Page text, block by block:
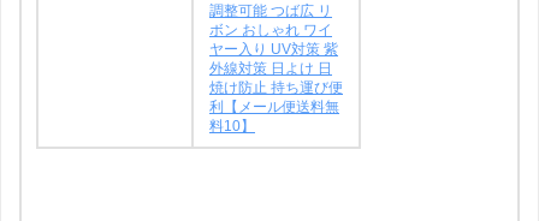
調整可能 つば広 リ
ボン おしゃれ ワイ
ヤー入り UV対策 紫
外線対策 日よけ 日
焼け防止 持ち運び便
利【メール便送料無
料10】